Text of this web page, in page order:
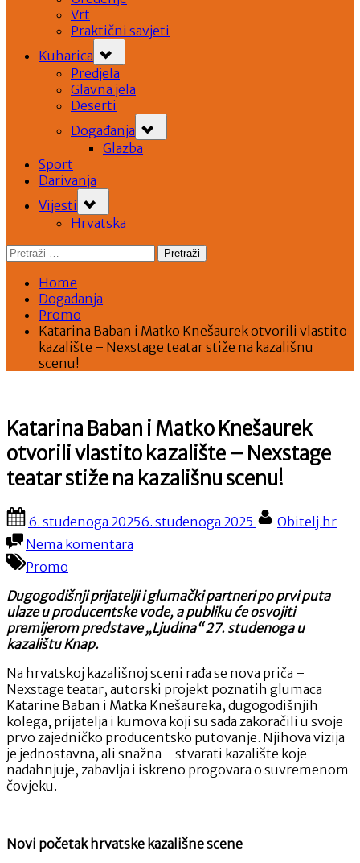
Vrt
Praktični savjeti
Kuharica
sub-
menu
Predjela
Glavna jela
Deserti
Događanja
sub-
menu
Glazba
Sport
Darivanja
Vijesti
sub-
menu
Hrvatska
Pretraži:
Home
Događanja
Promo
Katarina Baban i Matko Knešaurek otvorili vlastito
kazalište – Nexstage teatar stiže na kazališnu
scenu!
Katarina Baban i Matko Knešaurek
otvorili vlastito kazalište – Nexstage
teatar stiže na kazališnu scenu!
Posted
on
6. studenoga 20256. studenoga 2025 By
Obitelj.hr
Nema komentara
Katarina
Matko
Knešaurek
otvorili
kazalište
–
Nexstage
teatar
stiže
na
kazališnu
scenu!
Promo
Dugogodišnji prijatelji i glumački partneri po prvi puta
ulaze u producentske vode, a publiku će osvojiti
premijerom predstave „Ljudina“ 27. studenoga u
kazalištu Knap.
Na hrvatskoj kazališnoj sceni rađa se nova priča –
Nexstage teatar, autorski projekt poznatih glumaca
Katarine Baban i Matka Knešaureka, dugogodišnjih
kolega, prijatelja i kumova koji su sada zakoračili u svoje
prvo zajedničko producentsko putovanje. Njihova vizija
je jednostavna, ali snažna – stvarati kazalište koje
nadahnjuje, zabavlja i iskreno progovara o suvremenom
čovjeku.
Novi početak hrvatske kazališne scene